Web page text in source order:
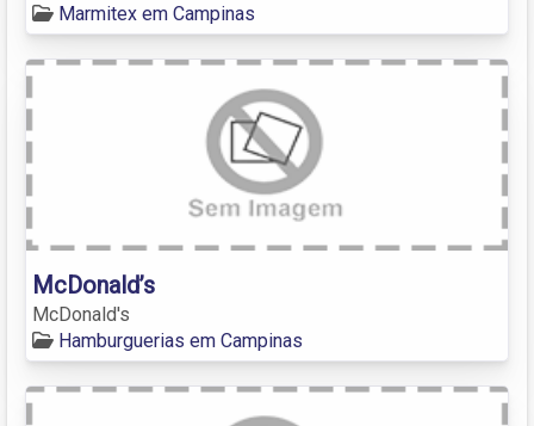
Marmitex em Campinas
McDonald’s
McDonald's
Hamburguerias em Campinas